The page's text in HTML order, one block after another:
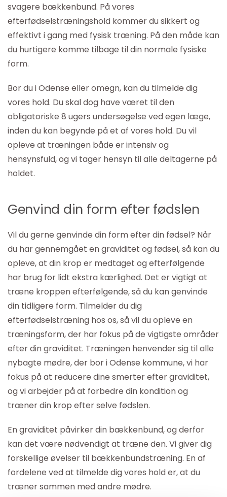
svagere bækkenbund. På vores
efterfødselstræningshold kommer du sikkert og
effektivt i gang med fysisk træning. På den måde kan
du hurtigere komme tilbage til din normale fysiske
form.
Bor du i Odense eller omegn, kan du tilmelde dig
vores hold. Du skal dog have været til den
obligatoriske 8 ugers undersøgelse ved egen læge,
inden du kan begynde på et af vores hold. Du vil
opleve at træningen både er intensiv og
hensynsfuld, og vi tager hensyn til alle deltagerne på
holdet.
Genvind din form efter fødslen
Vil du gerne genvinde din form efter din fødsel? Når
du har gennemgået en graviditet og fødsel, så kan du
opleve, at din krop er medtaget og efterfølgende
har brug for lidt ekstra kærlighed. Det er vigtigt at
træne kroppen efterfølgende, så du kan genvinde
din tidligere form. Tilmelder du dig
efterfødselstræning hos os, så vil du opleve en
træningsform, der har fokus på de vigtigste områder
efter din graviditet. Træningen henvender sig til alle
nybagte mødre, der bor i Odense kommune, vi har
fokus på at reducere dine smerter efter graviditet,
og vi arbejder på at forbedre din kondition og
træner din krop efter selve fødslen.
En graviditet påvirker din bækkenbund, og derfor
kan det være nødvendigt at træne den. Vi giver dig
forskellige øvelser til bækkenbundstræning. En af
fordelene ved at tilmelde dig vores hold er, at du
træner sammen med andre mødre.